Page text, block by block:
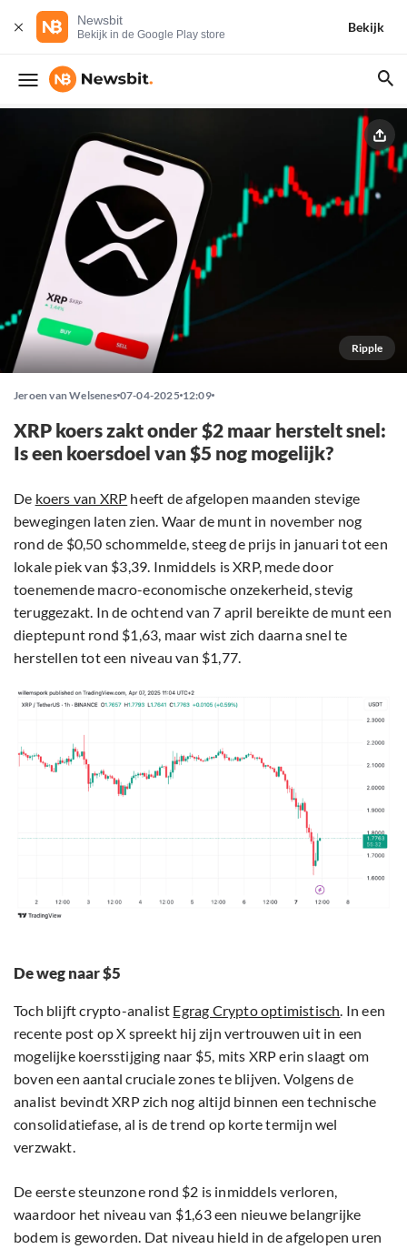
Newsbit
Bekijk in de Google Play store
Bekijk
Ripple
Jeroen van Welsenes 07-04-2025 12:09
XRP koers zakt onder $2 maar herstelt snel:
Is een koersdoel van $5 nog mogelijk?
De koers van XRP heeft de afgelopen maanden stevige
bewegingen laten zien. Waar de munt in november nog
rond de $0,50 schommelde, steeg de prijs in januari tot een
lokale piek van $3,39. Inmiddels is XRP, mede door
toenemende macro-economische onzekerheid, stevig
teruggezakt. In de ochtend van 7 april bereikte de munt een
dieptepunt rond $1,63, maar wist zich daarna snel te
herstellen tot een niveau van $1,77.
De weg naar $5
Toch blijft crypto-analist Egrag Crypto optimistisch . In een
recente post op X spreekt hij zijn vertrouwen uit in een
mogelijke koersstijging naar $5, mits XRP erin slaagt om
boven een aantal cruciale zones te blijven. Volgens de
analist bevindt XRP zich nog altijd binnen een technische
consolidatiefase, al is de trend op korte termijn wel
verzwakt.
De eerste steunzone rond $2 is inmiddels verloren,
waardoor het niveau van $1,63 een nieuwe belangrijke
bodem is geworden. Dat niveau hield in de afgelopen uren